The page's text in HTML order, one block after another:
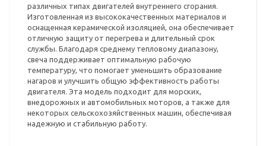
различных типах двигателей внутреннего сгорания.
Изготовленная из высококачественных материалов и
оснащенная керамической изоляцией, она обеспечивает
отличную защиту от перегрева и длительный срок
службы. Благодаря среднему тепловому диапазону,
свеча поддерживает оптимальную рабочую
температуру, что помогает уменьшить образование
нагаров и улучшить общую эффективность работы
двигателя. Эта модель подходит для морских,
внедорожных и автомобильных моторов, а также для
некоторых сельскохозяйственных машин, обеспечивая
надежную и стабильную работу.